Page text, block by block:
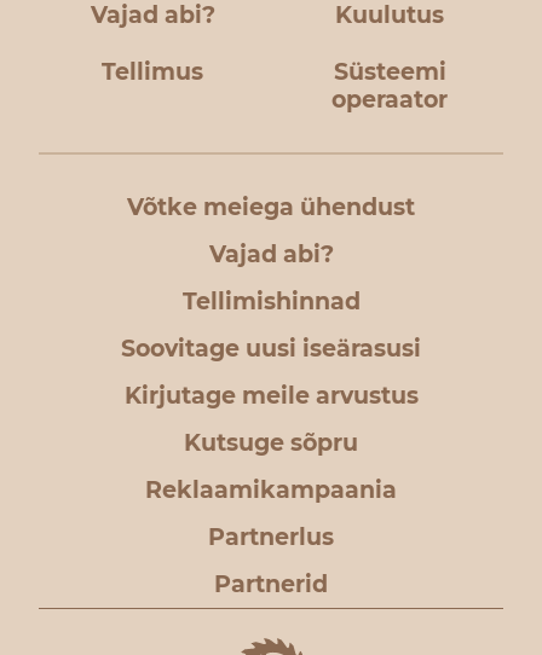
Vajad abi? Kuulutus
Tellimus
Süsteemi
operaator
Võtke meiega ühendust
Vajad abi?
Tellimishinnad
Soovitage uusi iseärasusi
Kirjutage meile arvustus
Kutsuge sõpru
Reklaamikampaania
Partnerlus
Partnerid